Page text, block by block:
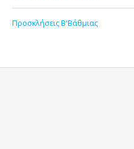
Προσκλήσεις Β'Βάθμιας